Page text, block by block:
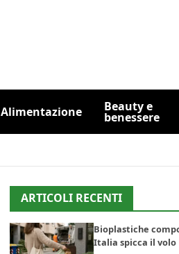
Alimentazione Beauty e
benessere
ARTICOLI RECENTI
Bioplastiche
Italia spicca il volo